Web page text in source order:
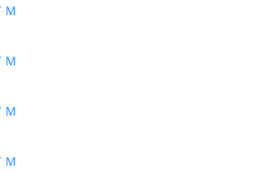
Ｍ
Ｍ
Ｍ
Ｍ